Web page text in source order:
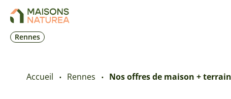
Rennes
Accueil Rennes Nos offres de maison + terrain